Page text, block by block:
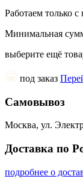
Работаем только
Минимальная
выберите ещё
под заказ
Самовывоз
Москва, ул.
Доставка по
подробнее о